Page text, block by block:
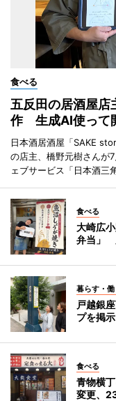
食べる
五反田の居酒屋店
作 生成AI使って
日本酒居酒屋「SAKE
の店主、橋野元樹さんが
ェブサービス「日本酒三
食べる
大崎広
弁当」
暮らす・働
戸越銀
プを掲
食べる
青物横
変更、